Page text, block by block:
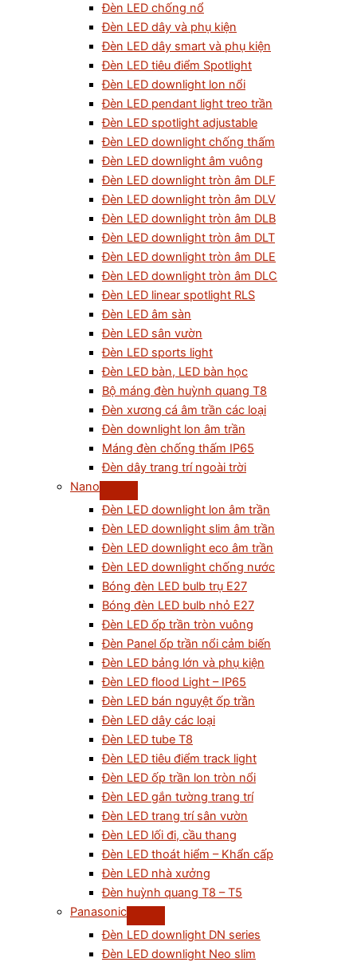
Đèn LED chống nổ
Đèn LED dây và phụ kiện
Đèn LED dây smart và phụ kiện
Đèn LED tiêu điểm Spotlight
Đèn LED downlight lon nổi
Đèn LED pendant light treo trần
Đèn LED spotlight adjustable
Đèn LED downlight chống thấm
Đèn LED downlight âm vuông
Đèn LED downlight tròn âm DLF
Đèn LED downlight tròn âm DLV
Đèn LED downlight tròn âm DLB
Đèn LED downlight tròn âm DLT
Đèn LED downlight tròn âm DLE
Đèn LED downlight tròn âm DLC
Đèn LED linear spotlight RLS
Đèn LED âm sàn
Đèn LED sân vườn
Đèn LED sports light
Đèn LED bàn, LED bàn học
Bộ máng đèn huỳnh quang T8
Đèn xương cá âm trần các loại
Đèn downlight lon âm trần
Máng đèn chống thấm IP65
Đèn dây trang trí ngoài trời
Nano
Đèn LED downlight lon âm trần
Đèn LED downlight slim âm trần
Đèn LED downlight eco âm trần
Đèn LED downlight chống nước
Bóng đèn LED bulb trụ E27
Bóng đèn LED bulb nhỏ E27
Đèn LED ốp trần tròn vuông
Đèn Panel ốp trần nổi cảm biến
Đèn LED bảng lớn và phụ kiện
Đèn LED flood Light – IP65
Đèn LED bán nguyệt ốp trần
Đèn LED dây các loại
Đèn LED tube T8
Đèn LED tiêu điểm track light
Đèn LED ốp trần lon tròn nổi
Đèn LED gắn tường trang trí
Đèn LED trang trí sân vườn
Đèn LED lối đi, cầu thang
Đèn LED thoát hiểm – Khẩn cấp
Đèn LED nhà xưởng
Đèn huỳnh quang T8 – T5
Panasonic
Đèn LED downlight DN series
Đèn LED downlight Neo slim